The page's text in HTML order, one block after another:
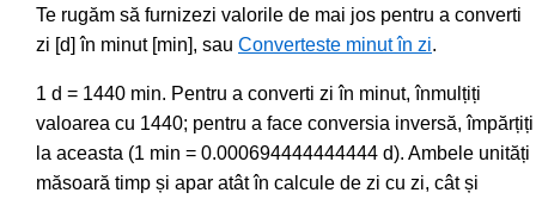
Te rugăm să furnizezi valorile de mai jos pentru a converti
zi [d] în minut [min], sau Converteste minut în zi.
1 d = 1440 min. Pentru a converti zi în minut, înmulțiți
valoarea cu 1440; pentru a face conversia inversă, împărțiți
la aceasta (1 min = 0.000694444444444 d). Ambele unități
măsoară timp și apar atât în calcule de zi cu zi, cât și